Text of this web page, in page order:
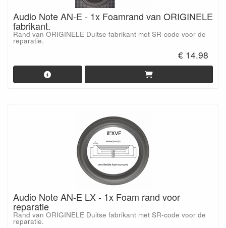
Audio Note AN-E - 1x Foamrand van ORIGINELE
fabrikant.
Rand van ORIGINELE Duitse fabrikant met SR-code voor de
reparatie.
€ 14.98
Audio Note AN-E LX - 1x Foam rand voor
reparatie
Rand van ORIGINELE Duitse fabrikant met SR-code voor de
reparatie.